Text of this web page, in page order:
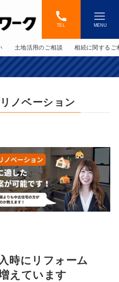
TEL MENU
土地活用のご相談 相続に関するご
不
ノベーション
時にリフォーム
えています